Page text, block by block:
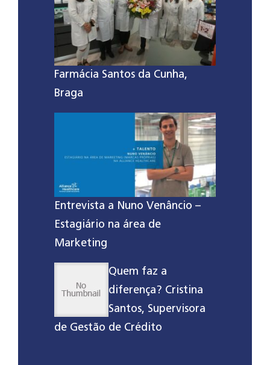
Farmácia Santos da Cunha,
Braga
Entrevista a Nuno Venâncio –
Estagiário na área de
Marketing
Quem faz a
diferença? Cristina
Santos, Supervisora
de Gestão de Crédito